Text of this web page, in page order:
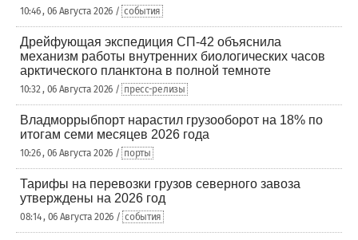
10:46 , 06 Августа 2026 / события
Дрейфующая экспедиция СП-42 объяснила
механизм работы внутренних биологических часов
арктического планктона в полной темноте
10:32 , 06 Августа 2026 / пресс-релизы
Владморрыбпорт нарастил грузооборот на 18% по
итогам семи месяцев 2026 года
10:26 , 06 Августа 2026 / порты
Тарифы на перевозки грузов северного завоза
утверждены на 2026 год
08:14 , 06 Августа 2026 / события